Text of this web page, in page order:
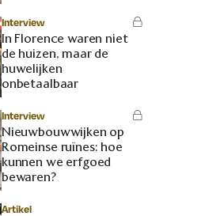
Interview
In Florence waren niet
de huizen, maar de
huwelijken
onbetaalbaar
Interview
Nieuwbouwwijken op
Romeinse ruïnes: hoe
kunnen we erfgoed
bewaren?
Artikel